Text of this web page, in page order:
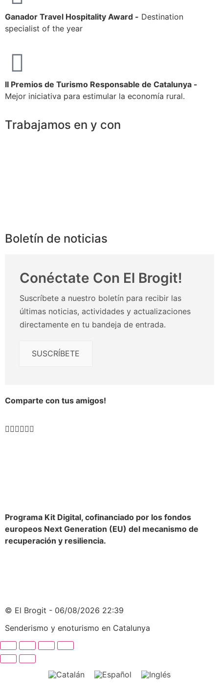
Ganador Travel Hospitality Award - Destination
specialist of the year
II Premios de Turismo Responsable de Catalunya -
Mejor iniciativa para estimular la economía rural.
Trabajamos en y con
Boletín de noticias
Conéctate Con El Brogit!
Suscríbete a nuestro boletín para recibir las
últimas noticias, actividades y actualizaciones
directamente en tu bandeja de entrada.
SUSCRÍBETE
Comparte con tus amigos!
Programa Kit Digital, cofinanciado por los fondos
europeos Next Generation (EU) del mecanismo de
recuperación y resiliencia.
© El Brogit - 06/08/2026 22:39
Senderismo y enoturismo en Catalunya